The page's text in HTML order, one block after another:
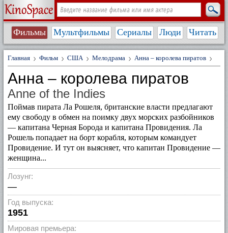
Фильмы Мультфильмы Сериалы Люди Читать
Главная Фильм США Мелодрама Анна – королева пиратов
Анна – королева пиратов
Anne of the Indies
Поймав пирата Ла Рошеля, британские власти предлагают
ему свободу в обмен на поимку двух морских разбойников
— капитана Черная Борода и капитана Провидения. Ла
Рошель попадает на борт корабля, которым командует
Провидение. И тут он выясняет, что капитан Провидение —
женщина...
Лозунг:
—
Год выпуска:
1951
Мировая премьера: